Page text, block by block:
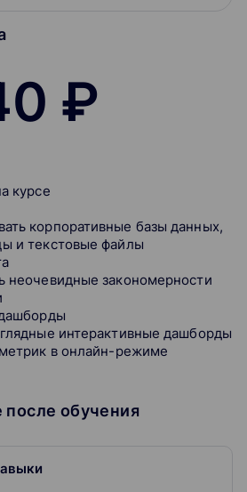
₽
курсе
корпоративные базы данных,
и текстовые файлы
неочевидные закономерности
интерактивные дашборды
в онлайн-режиме
после обучения